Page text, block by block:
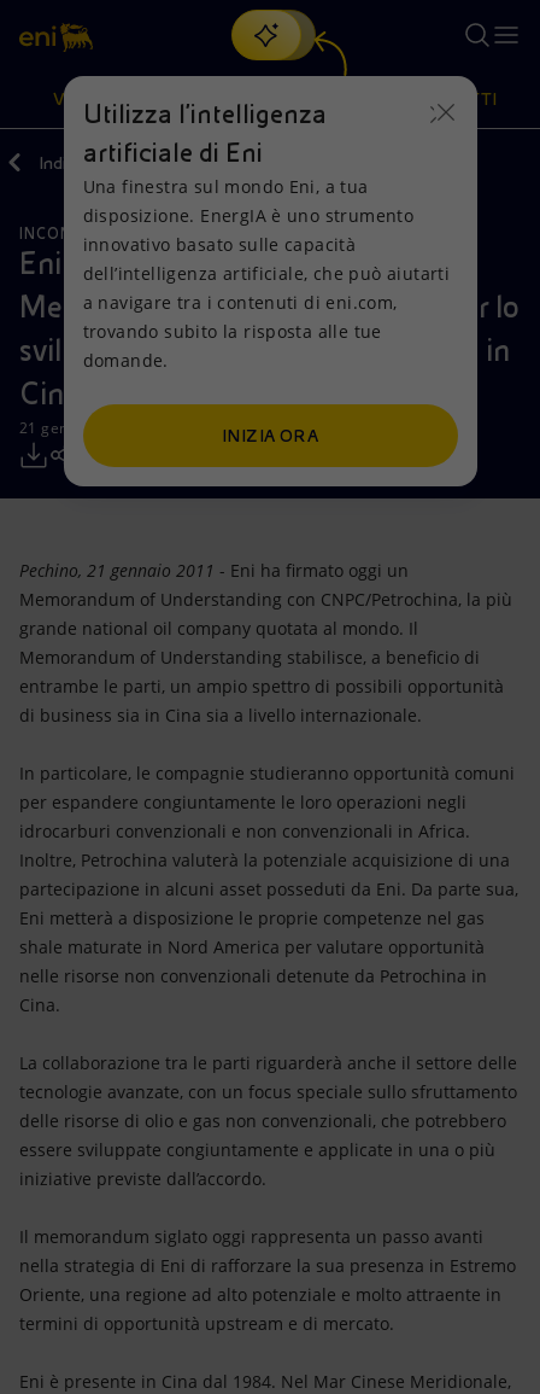
Cerca
scopri EnergIA, la nostra nuova soluzione di intelligenza
artificiale.
VISIONE
Visione
Mission e valori
Persone e Partnership
Net Zero
Modello satellitare
Innovazione
Scenari energetici
Azioni
Diversificazione energetica
Tecnologie per la transizione
Collaborazioni per l'innovazione
Attività nel mondo
PRODOTTI
Prodotti
Casa
Imprese
Mobilità
Indietro Media Comunicati Stampa
INCONTRI E ACCORDI RISORSE NATURALI
Eni e Petrochina firmano
Memorandum of Understanding per lo
sviluppo di opportunita' di business in
Cina e all'estero
21 gennaio 2011 - 10:15 CET
Pechino, 21 gennaio 2011 - Eni ha firmato oggi un
Memorandum of Understanding con CNPC/Petrochina, la più
grande national oil company quotata al mondo. Il
Memorandum of Understanding stabilisce, a beneficio di
entrambe le parti, un ampio spettro di possibili opportunità
di business sia in Cina sia a livello internazionale.
In particolare, le compagnie studieranno opportunità comuni
per espandere congiuntamente le loro operazioni negli
idrocarburi convenzionali e non convenzionali in Africa.
Inoltre, Petrochina valuterà la potenziale acquisizione di una
partecipazione in alcuni asset posseduti da Eni. Da parte sua,
Eni metterà a disposizione le proprie competenze nel gas
shale maturate in Nord America per valutare opportunità
nelle risorse non convenzionali detenute da Petrochina in
Cina.
La collaborazione tra le parti riguarderà anche il settore delle
tecnologie avanzate, con un focus speciale sullo sfruttamento
delle risorse di olio e gas non convenzionali, che potrebbero
essere sviluppate congiuntamente e applicate in una o più
iniziative previste dall’accordo.
Il memorandum siglato oggi rappresenta un passo avanti
nella strategia di Eni di rafforzare la sua presenza in Estremo
Oriente, una regione ad alto potenziale e molto attraente in
termini di opportunità upstream e di mercato.
Eni è presente in Cina dal 1984. Nel Mar Cinese Meridionale,
Utilizza l'intelligenza
artificiale di Eni
Una finestra sul mondo Eni, a tua
disposizione. EnergIA è uno strumento
innovativo basato sulle capacità
dell’intelligenza artificiale, che può aiutarti
a navigare tra i contenuti di eni.com,
trovando subito la risposta alle tue
domande.
INIZIA ORA